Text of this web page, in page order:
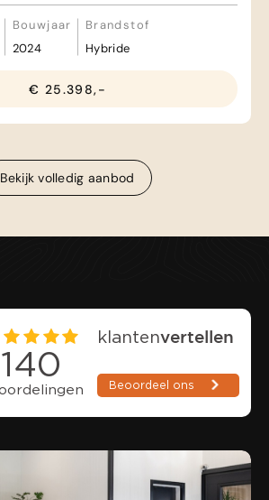
Bouwjaar
2024
Brandstof
Hybride
€ 25.398,-
Bekijk volledig aanbod